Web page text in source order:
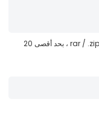
يدعم فقط .rar / .zip / .jpg / .png / .gif / .doc / .xls / .pdf ، بحد أقصى 20